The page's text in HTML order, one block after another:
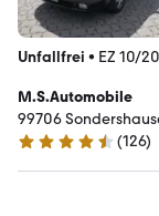
Unfallfrei • EZ 10/
M.S.Automobile
99706
4.6 Sterne
(126)